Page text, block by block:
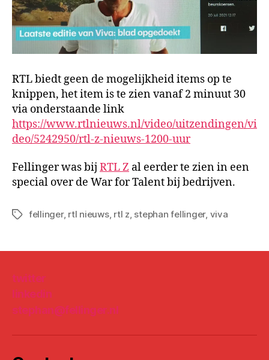
RTL biedt geen de mogelijkheid items op te
knippen, het item is te zien vanaf 2 minuut 30
via onderstaande link
https://www.rtlnieuws.nl/video/uitzendingen/vi
deo/5242950/rtl-z-nieuws-1200-uur
Fellinger was bij RTL Z al eerder te zien in een
special over de War for Talent bij bedrijven.
Tagsfellinger, rtl nieuws, rtl z, stephan fellinger, viva
twitter
linkedin
stephan@fellinger.nl